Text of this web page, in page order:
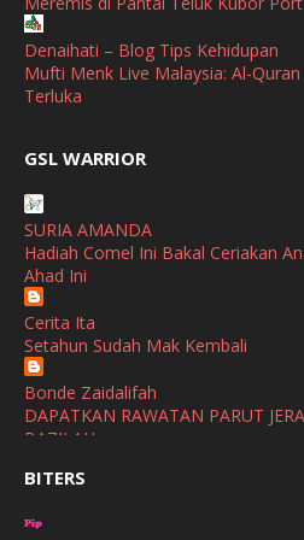
April
March
November
September
August
July
June
Denaihati – Blog Tips Kehidupan
Mufti Menk Live Malaysia: Al-
Terluka
Watsons Get Active Carnival 2026
dengan Gaya Hidup Sihat
SHALIMAR YUSOF
Selamat Maju Jaya Untuk Puan
Show All
GSL WARRIOR
SURIA AMANDA
Hadiah Comel Ini Bakal Ceriakan
Ahad Ini
Cerita Ita
Setahun Sudah Mak Kembali
Bonde Zaidalifah
DAPATKAN RAWATAN PARUT
BAZILAH
Ana Suhana
In Malaysia
BITERS